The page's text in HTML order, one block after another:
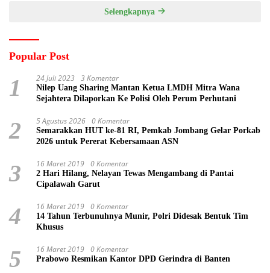
Selengkapnya
Popular Post
1 24 Juli 2023 3 Komentar
Nilep Uang Sharing Mantan Ketua LMDH Mitra Wana
Sejahtera Dilaporkan Ke Polisi Oleh Perum Perhutani
2 5 Agustus 2026 0 Komentar
Semarakkan HUT ke-81 RI, Pemkab Jombang Gelar Porkab
2026 untuk Pererat Kebersamaan ASN
3 16 Maret 2019 0 Komentar
2 Hari Hilang, Nelayan Tewas Mengambang di Pantai
Cipalawah Garut
4 16 Maret 2019 0 Komentar
14 Tahun Terbunuhnya Munir, Polri Didesak Bentuk Tim
Khusus
5 16 Maret 2019 0 Komentar
Prabowo Resmikan Kantor DPD Gerindra di Banten